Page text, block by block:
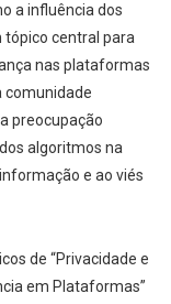
a influência dos
tópico central para
nas plataformas
comunidade
preocupação
algoritmos na
e ao viés
de “Privacidade e
em Plataformas”